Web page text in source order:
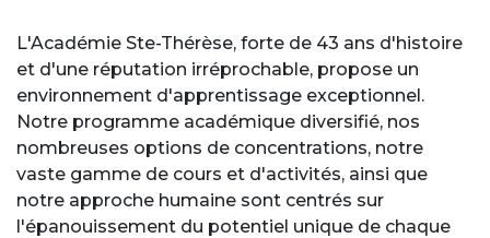
L'Académie Ste-Thérèse, forte de 43 ans d'histoire
et d'une réputation irréprochable, propose un
environnement d'apprentissage exceptionnel.
Notre programme académique diversifié, nos
nombreuses options de concentrations, notre
vaste gamme de cours et d'activités, ainsi que
notre approche humaine sont centrés sur
l'épanouissement du potentiel unique de chaque